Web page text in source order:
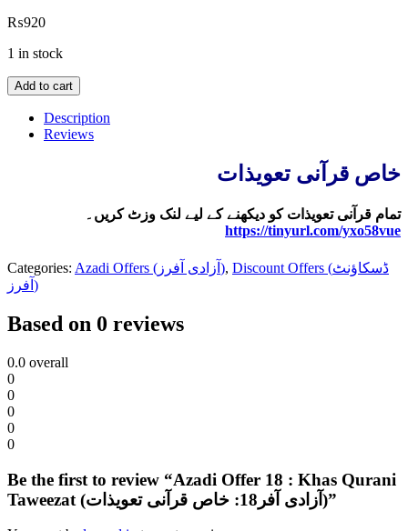
₨920
1 in stock
Add to cart
Description
Reviews
خاص قرآنی تعویذات
تمام قرآنی تعویذات کو دیکھنے کے لیے لنک وزٹ کریں۔
https://tinyurl.com/yxo58vue
Categories: Azadi Offers (آزادی آفرز), Discount Offers (ڈسکاؤنٹ
آفرز)
Based on 0 reviews
0.0 overall
0
0
0
0
0
Be the first to review “Azadi Offer 18 : Khas Qurani
Taweezat (آزادی آفر18: خاص قرآنی تعویذات)”